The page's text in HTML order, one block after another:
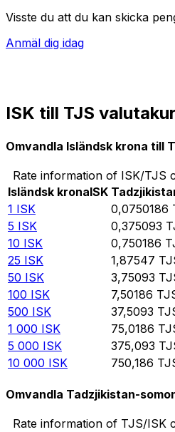
Visste du att du kan skicka
Anmäl dig idag
ISK till TJS
Omvandla Isländsk krona till
Rate information of ISK/TJS
Isländsk kronaISK
1 ISK 0,0750186
5 ISK 0,375093
10 ISK 0,750186
25 ISK 1,87547
50 ISK 3,75093
100 ISK 7,50186
500 ISK 37,5093
1 000 ISK 75,0186
5 000 ISK 375,093
10 000 ISK 750,186
Omvandla Tadzjikistan-
Rate information of TJS/ISK